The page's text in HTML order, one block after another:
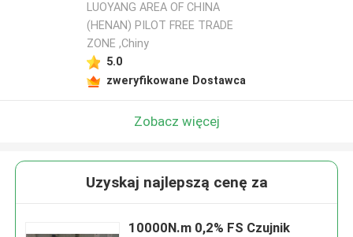
LUOYANG AREA OF CHINA
(HENAN) PILOT FREE TRADE
ZONE ,Chiny
5.0
zweryfikowane Dostawca
Zobacz więcej
Uzyskaj najlepszą cenę za
10000N.m 0,2% FS Czujnik